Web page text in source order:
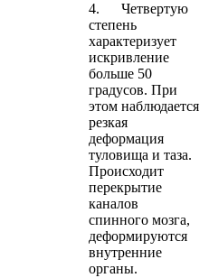
4. Четвертую
степень
характеризует
искривление
больше 50
градусов. При
этом наблюдается
резкая
деформация
туловища и таза.
Происходит
перекрытие
каналов
спинного мозга,
деформируются
внутренние
органы.